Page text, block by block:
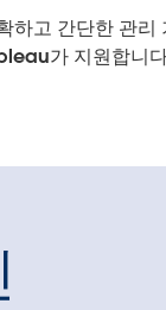
하고 간단한 관리
가 지원합니